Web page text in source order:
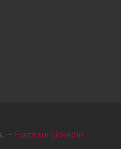
— Frazzi sur LinkedIn